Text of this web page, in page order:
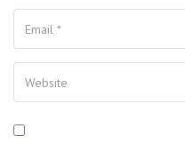
Your Email
Your Website